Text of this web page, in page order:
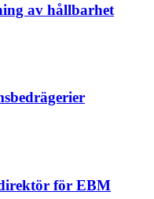
av hållbarhet
för EBM